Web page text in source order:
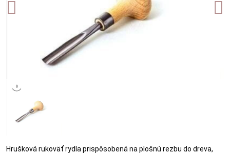
Hrušková rukoväť rydla prispôsobená na plošnú rezbu do dreva,